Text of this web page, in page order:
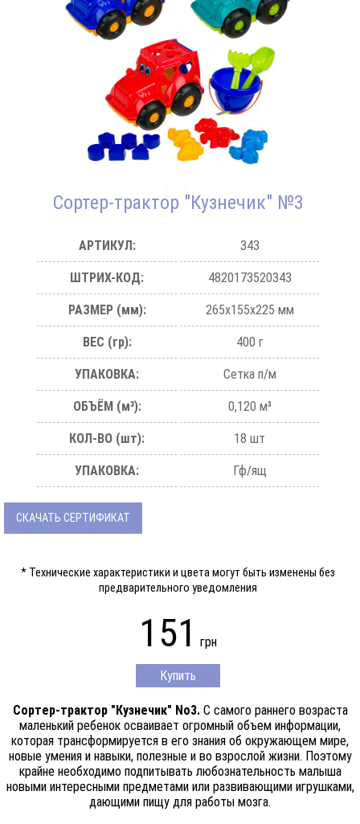
Сортер-трактор "Кузнечик" №3
АРТИКУЛ: 343
ШТРИХ-КОД: 4820173520343
РАЗМЕР (мм): 265х155х225 мм
ВЕС (гр): 400 г
УПАКОВКА: Сетка п/м
ОБЪЁМ (м³): 0,120 м³
КОЛ-ВО (шт): 18 шт
УПАКОВКА: Гф/ящ
СКАЧАТЬ СЕРТИФИКАТ
* Технические характеристики и цвета могут быть изменены без
предварительного уведомления
151 грн
Купить
Сортер-трактор "Кузнечик" No3.С самого раннего возраста
маленький ребенок осваивает огромный объем информации,
которая трансформируется в его знания об окружающем мире,
новые умения и навыки, полезные и во взрослой жизни. Поэтому
крайне необходимо подпитывать любознательность малыша
новыми интересными предметами или развивающими игрушками,
дающими пищу для работы мозга.